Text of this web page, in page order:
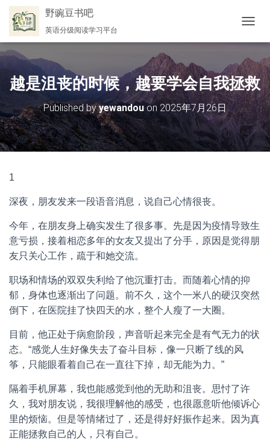
野豌豆书吧
英语分级阅读学习平台
换
航
越是沮丧的时候，越要学会自我拯救
Published byyewandou on 2025年7月26日
1
深夜，朋友发来一段语音消息，说自己心情很丧。
今年，在朋友身上确实发生了很多事。先是因为疫情导致生
意亏损，接着相恋多年的女友又提出了分手，原因是觉得朋
友只关心工作，疏于和她交流。
职场和情场的双双失利给了他沉重打击。而随着心情的抑
郁，身体也逐渐出了问题。前不久，这个一米八的硬汉突然
倒下，在医院挂了快四天的水，整个人瘦了一大圈。
目前，他正处于病愈阶段，声音听起来完全是有气无力的状
态。“感觉人生好像失去了奋斗目标，像一只断了线的风
筝，只能眼看着自己在一直往下掉，却无能为力。”
隔着手机屏幕，我也能感觉到他的无助和沮丧。思忖了许
久，我对朋友说，我很理解他的感受，也很愿意听他倾诉心
里的烦恼。但是等情绪过了，还是得好好振作起来。因为真
正能拯救自己的人，只有自己。